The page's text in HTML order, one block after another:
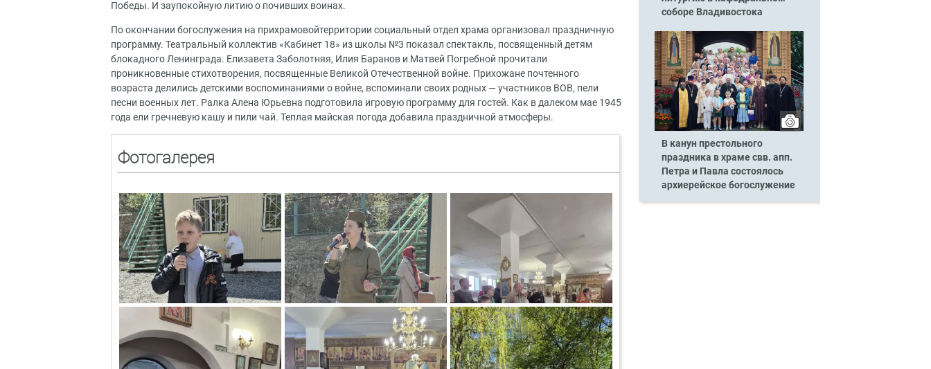
Победы. И заупокойную литию о почивших воинах.
По окончании богослужения на прихрамовойтерритории социальный отдел храма организовал праздничную
программу. Театральный коллектив «Кабинет 18» из школы №3 показал спектакль, посвященный детям
блокадного Ленинграда. Елизавета Заболотняя, Илия Баранов и Матвей Погребной прочитали
проникновенные стихотворения, посвященные Великой Отечественной войне. Прихожане почтенного
возраста делились детскими воспоминаниями о войне, вспоминали своих родных — участников ВОВ, пели
песни военных лет. Ралка Алена Юрьевна подготовила игровую программу для гостей. Как в далеком мае 1945
года ели гречневую кашу и пили чай. Теплая майская погода добавила праздничной атмосферы.
Фотогалерея
соборе Владивостока
В канун престольного
праздника в храме свв. апп.
Петра и Павла состоялось
архиерейское богослужение